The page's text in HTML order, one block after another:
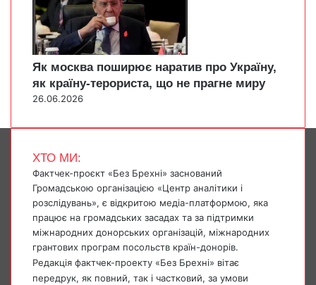
Як москва поширює наратив про Україну,
як країну-терориста, що не прагне миру
26.06.2026
ХТО МИ:
Фактчек-проєкт «Без Брехні» заснований
Громадською організацією «Центр аналітики і
розслідувань», є відкритою медіа-платформою, яка
працює на громадських засадах та за підтримки
міжнародних донорських організацій, міжнародних
грантових програм посольств країн-донорів.
Редакція фактчек-проекту «Без Брехні» вітає
передрук, як повний, так і частковий, за умови